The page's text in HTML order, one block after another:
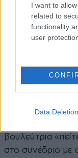
I want to
related to
functionality
user
Data Deletion
ότι έχει φύγει
με γραφεία
όλο αυτό που
Όποτε μιλάει η
της τοποθέτηση.
βουλεύτρια
στο συνέδριο με